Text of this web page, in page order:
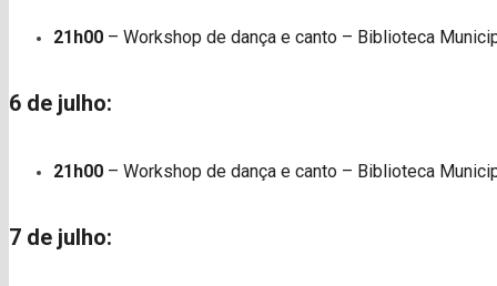
21h00 – Workshop de dança e canto – Biblioteca
6 de julho:
21h00 – Workshop de dança e canto – Biblioteca
7 de julho: